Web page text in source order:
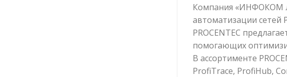
Компания «ИНФОКОМ
автоматизации сетей
PROCENTEC
помогающих
В ассортименте
ProfiTrace, ProfiHub,